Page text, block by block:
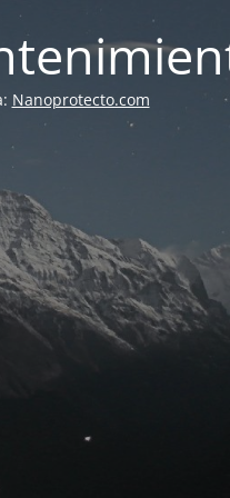
Nanoprotecto.com